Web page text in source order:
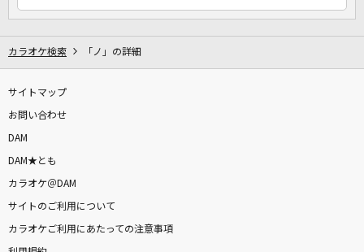
カラオケをもっと楽しもう！
カラオケ検索 「ノ」の詳細
サイトマップ
お問い合わせ
DAM
DAM★とも
カラオケ＠DAM
サイトのご利用について
カラオケご利用にあたっての注意事項